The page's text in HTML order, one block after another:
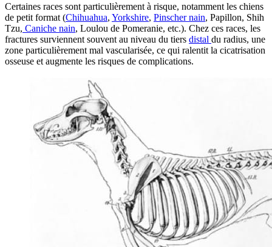
Certaines races sont particulièrement à risque, notamment les chiens
de petit format (Chihuahua, Yorkshire, Pinscher nain, Papillon, Shih
Tzu, Caniche nain, Loulou de Pomeranie, etc.). Chez ces races, les
fractures surviennent souvent au niveau du tiers distal du radius, une
zone particulièrement mal vascularisée, ce qui ralentit la cicatrisation
osseuse et augmente les risques de complications.